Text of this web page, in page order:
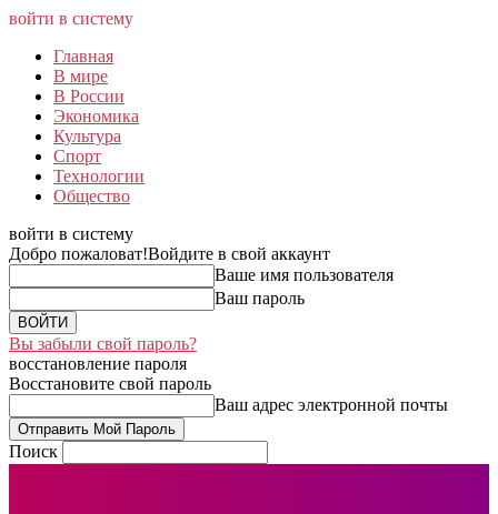
войти в систему
Главная
В мире
В России
Экономика
Культура
Спорт
Технологии
Общество
войти в систему
Добро пожаловат!Войдите в свой аккаунт
Ваше имя пользователя
Ваш пароль
Вы забыли свой пароль?
восстановление пароля
Восстановите свой пароль
Ваш адрес электронной почты
Поиск